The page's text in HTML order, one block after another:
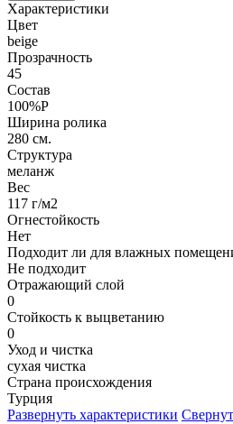
Характеристики
Цвет
beige
Прозрачность
45
Состав
100%P
Ширина ролика
280 см.
Структура
меланж
Вес
117 г/м2
Огнестойкость
Нет
Подходит ли для влажных
Не подходит
Отражающий слой
0
Стойкость к выцветанию
0
Уход и чистка
сухая чистка
Страна происхождения
Турция
Развернуть характеристики